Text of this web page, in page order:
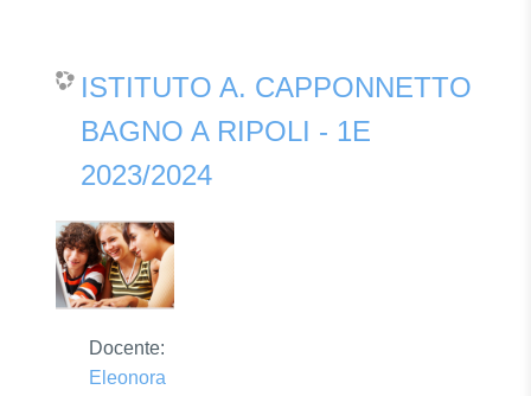
ISTITUTO A. CAPPONNETTO
BAGNO A RIPOLI - 1E
2023/2024
Docente:
Eleonora